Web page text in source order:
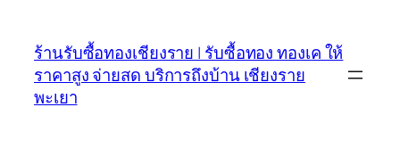
content
ร้านรับซื้อทองเชียงราย | รับซื้อทอง ทองเค ให้
ราคาสูง จ่ายสด บริการถึงบ้าน เชียงราย
พะเยา